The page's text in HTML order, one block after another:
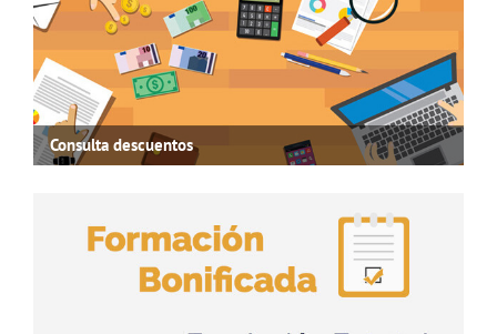
Consulta descuentos